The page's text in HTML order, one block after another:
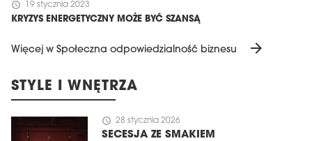
schedule 19 stycznia 2023
KRYZYS ENERGETYCZNY MOŻE BYĆ SZANSĄ
Więcej w Społeczna odpowiedzialność biznesu arrow_forward
STYLE I WNĘTRZA
schedule 28 stycznia 2026
SECESJA ZE SMAKIEM